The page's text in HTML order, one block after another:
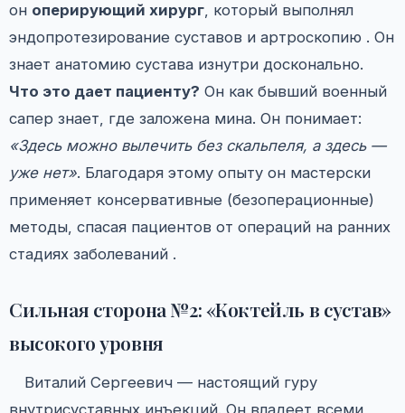
он оперирующий хирург, который выполнял
эндопротезирование суставов и артроскопию . Он
знает анатомию сустава изнутри досконально.
Что это дает пациенту? Он как бывший военный
сапер знает, где заложена мина. Он понимает:
«Здесь можно вылечить без скальпеля, а здесь —
уже нет». Благодаря этому опыту он мастерски
применяет консервативные (безоперационные)
методы, спасая пациентов от операций на ранних
стадиях заболеваний .
Сильная сторона №2: «Коктейль в сустав»
высокого уровня
Виталий Сергеевич — настоящий гуру
внутрисуставных инъекций. Он владеет всеми